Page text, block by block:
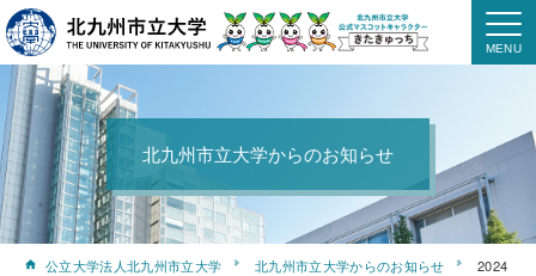
北九州市立大学からのお知らせ
公立大学法人北九州市立大学 北九州市立大学からのお知らせ
2024